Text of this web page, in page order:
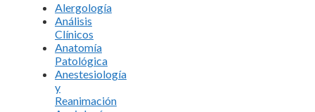
Alergología
Análisis
Clínicos
Anatomía
Patológica
Anestesiología
y
Reanimación